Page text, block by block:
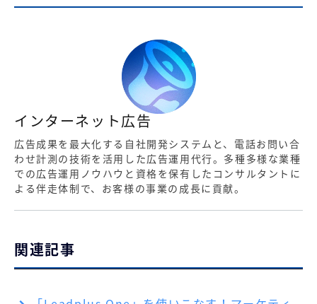
関連記事
インターネット広告
広告成果を最大化する自社開発システムと、電話お問い合
わせ計測の技術を活用した広告運用代行。多種多様な業種
での広告運用ノウハウと資格を保有したコンサルタントに
よる伴走体制で、お客様の事業の成長に貢献。